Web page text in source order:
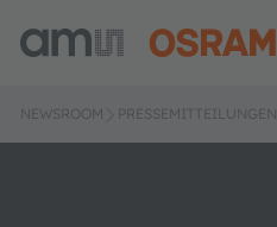
NEWSROOM PRESSEMITTEILUNGEN